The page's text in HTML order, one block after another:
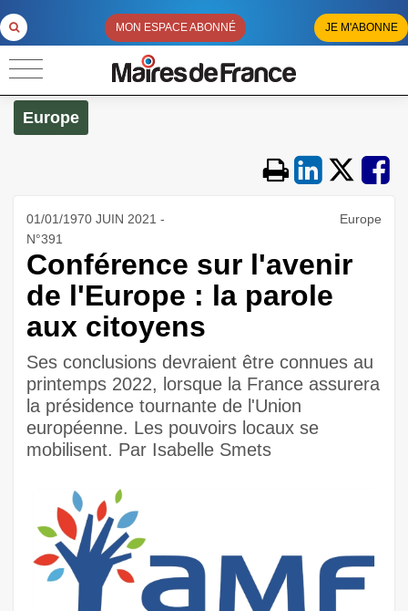
MON ESPACE ABONNÉ JE M'ABONNE
Europe
01/01/1970 JUIN 2021 -
N°391
Europe
Conférence sur l'avenir
de l'Europe : la parole
aux citoyens
Ses conclusions devraient être connues au
printemps 2022, lorsque la France assurera
la présidence tournante de l'Union
européenne. Les pouvoirs locaux se
mobilisent. Par Isabelle Smets